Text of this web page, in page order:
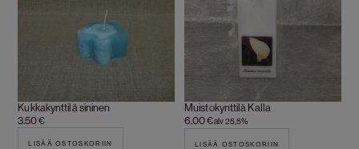
Kukkakynttilä sininen
3.50€
LISÄÄ OSTOSKORIIN
Muistokynttilä Kalla
6.00€alv 25,5%
LISÄÄ OSTOSKORIIN